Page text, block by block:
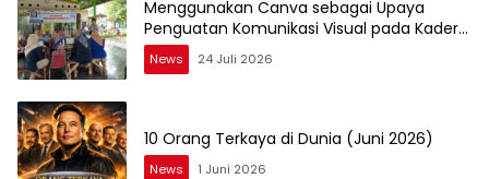
Menggunakan Canva sebagai Upaya
Penguatan Komunikasi Visual pada Kader
PKK Kelurahan Bambu Apus
News 24 Juli 2026
10 Orang Terkaya di Dunia (Juni 2026)
News 1 Juni 2026